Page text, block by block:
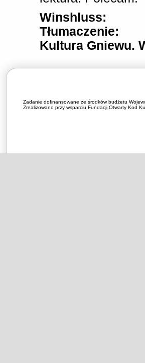
Winshluss:
Tłumaczenie:
Kultura Gniewu.
Zadanie dofinansowane ze środków budżetu
Zrealizowano przy wsparciu Fundacji Otwarty Kod